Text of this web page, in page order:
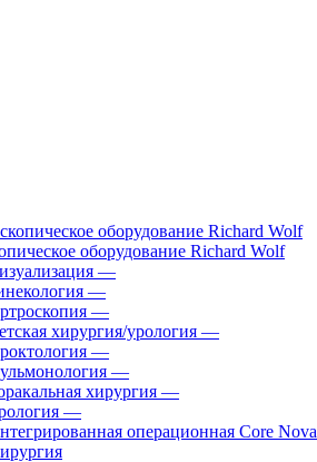
оборудование Richard Wolf
—
—
—
хирургия/урология —
—
—
хирургия —
—
операционная Core Nova